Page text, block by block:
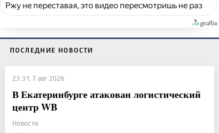
Ржу не переставая, это видео пересмотришь не раз
ПОСЛЕДНИЕ НОВОСТИ
23:31, 7 авг 2026
В Екатеринбурге атакован логистический
центр WB
Новости